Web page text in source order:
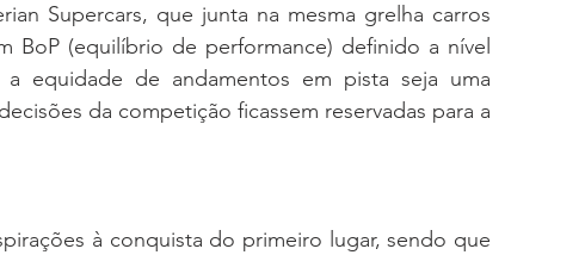
Supercars, que junta na mesma grelha carros
BoP (equilíbrio de performance) definido a nível
equidade de andamentos em pista seja uma
da competição ficassem reservadas para a
à conquista do primeiro lugar, sendo que